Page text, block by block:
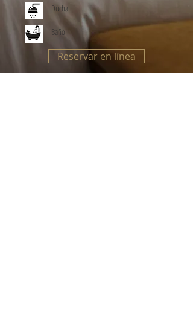
Ducha
Baño
Reservar en línea